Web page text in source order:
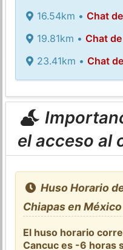
16.54km • Chat
19.81km • Chat
23.41km • Chat
el acceso al
Huso Horario
Chiapas en México
El huso horario
Cancuc es -6 horas